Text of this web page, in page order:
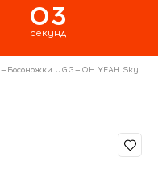
03
секунд
— Босоножки UGG— OH YEAH Sky